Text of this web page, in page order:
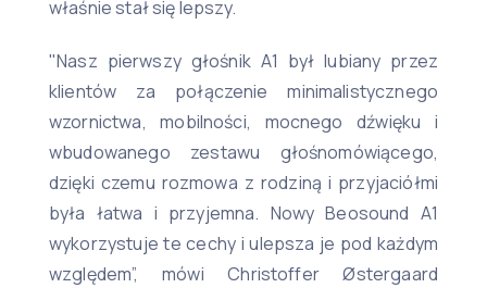
właśnie stał się lepszy.
"Nasz pierwszy głośnik A1 był lubiany przez
klientów za połączenie minimalistycznego
wzornictwa, mobilności, mocnego dźwięku i
wbudowanego zestawu głośnomówiącego,
dzięki czemu rozmowa z rodziną i przyjaciółmi
była łatwa i przyjemna. Nowy Beosound A1
wykorzystuje te cechy i ulepsza je pod każdym
względem”, mówi Christoffer Østergaard